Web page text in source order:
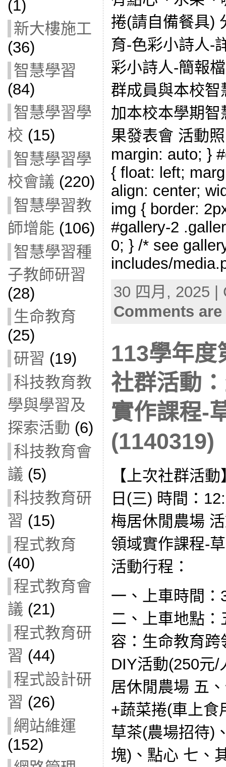
(1)
新大樓施工
(36)
智慧學習
(84)
智慧學習學
校 (15)
智慧學習學
校會議 (220)
智慧學習教
師增能 (106)
智慧學習種
子教師研習
(28)
生命教育
(25)
研習 (19)
科技教育教
學與學習及
探索活動 (6)
科技教育會
議 (5)
科技教育研
習 (15)
程式教育
(40)
程式教育會
議 (21)
程式教育研
習 (44)
程式設計研
習 (26)
網站維運
(152)
捲(請自備餐具)
育-色彩小詩人-
彩小詩人-簡報
群成員與本校
加本校本學期
果發表會 活動
margin: auto; }
{ float: left;
align: center;
img { border:
#gallery-2
0; } /* see
includes/
30 四月, 2025
Comments
113學年度
社群活動
實作課程-
(1140319)
【上次社群活
日(三) 時間：
梅居休閒農場
領域實作課程-
活動行程：
一、上車時間：
二、上車地點
容：生命教育
DIY活動(250元/
居休閒農場 五
+蔬菜捲(車上食
草茶(農場招待)
塊)、點心 七、